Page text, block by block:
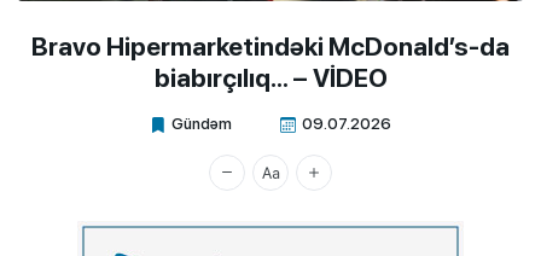
Bravo Hipermarketindəki McDonald’s-da
biabırçılıq… – VİDEO
Gündəm 09.07.2026
Xalq.Online